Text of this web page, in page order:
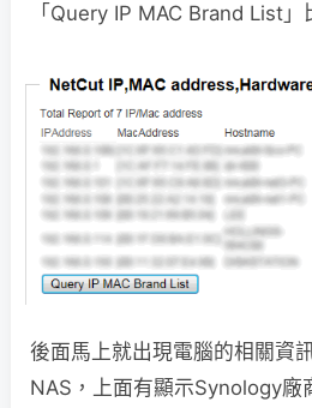
「Query IP MAC Brand List」
後面馬上就出現電腦的相關資
NAS，上面有顯示Synology廠